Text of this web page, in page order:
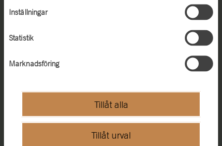
Inställningar
Statistik
Marknadsföring
Tillåt alla
Tillåt urval
Telefon:+46 (0)455-35 93 00
Mer kontaktinformation
Adress
371 21 Karlskrona
Box 27131